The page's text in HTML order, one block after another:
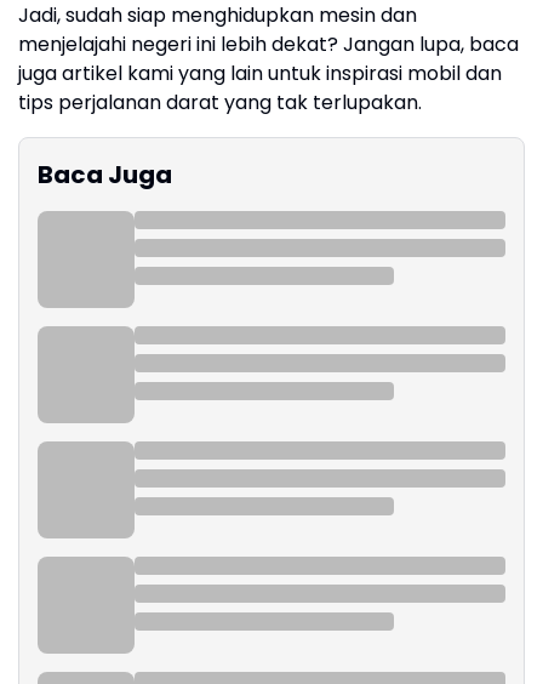
Jadi, sudah siap menghidupkan mesin dan
menjelajahi negeri ini lebih dekat? Jangan lupa, baca
juga artikel kami yang lain untuk inspirasi mobil dan
tips perjalanan darat yang tak terlupakan.
Baca Juga